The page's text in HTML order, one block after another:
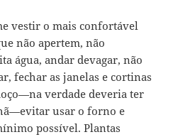
vestir o mais confortável
não apertem, não
água, andar devagar, não
fechar as janelas e cortinas
verdade deveria ter
usar o forno e
possível. Plantas